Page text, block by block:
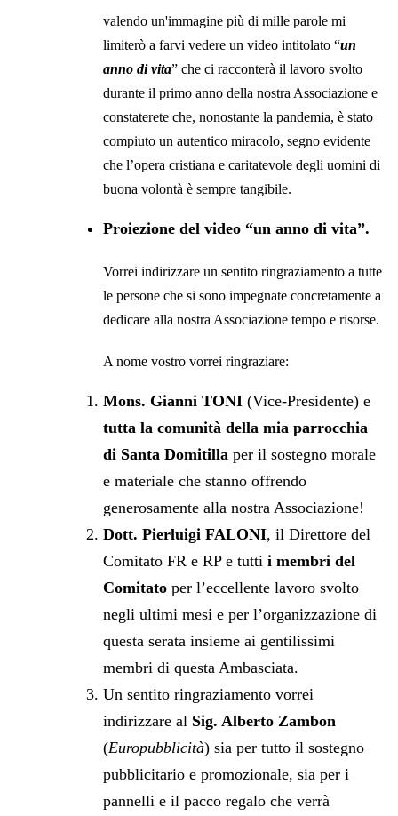
valendo un'immagine più di mille parole mi
limiterò a farvi vedere un video intitolato “un
anno di vita” che ci racconterà il lavoro svolto
durante il primo anno della nostra Associazione e
constaterete che, nonostante la pandemia, è stato
compiuto un autentico miracolo, segno evidente
che l’opera cristiana e caritatevole degli uomini di
buona volontà è sempre tangibile.
Proiezione del video “un anno di vita”.
Vorrei indirizzare un sentito ringraziamento a tutte
le persone che si sono impegnate concretamente a
dedicare alla nostra Associazione tempo e risorse.
A nome vostro vorrei ringraziare:
Mons. Gianni TONI (Vice-Presidente) e
tutta la comunità della mia parrocchia
di Santa Domitilla per il sostegno morale
e materiale che stanno offrendo
generosamente alla nostra Associazione!
Dott. Pierluigi FALONI, il Direttore del
Comitato FR e RP e tuttii membri del
Comitato per l’eccellente lavoro svolto
negli ultimi mesi e per l’organizzazione di
questa serata insieme ai gentilissimi
membri di questa Ambasciata.
Un sentito ringraziamento vorrei
indirizzare al Sig. Alberto Zambon
(Europubblicità) sia per tutto il sostegno
pubblicitario e promozionale, sia per i
pannelli e il pacco regalo che verrà